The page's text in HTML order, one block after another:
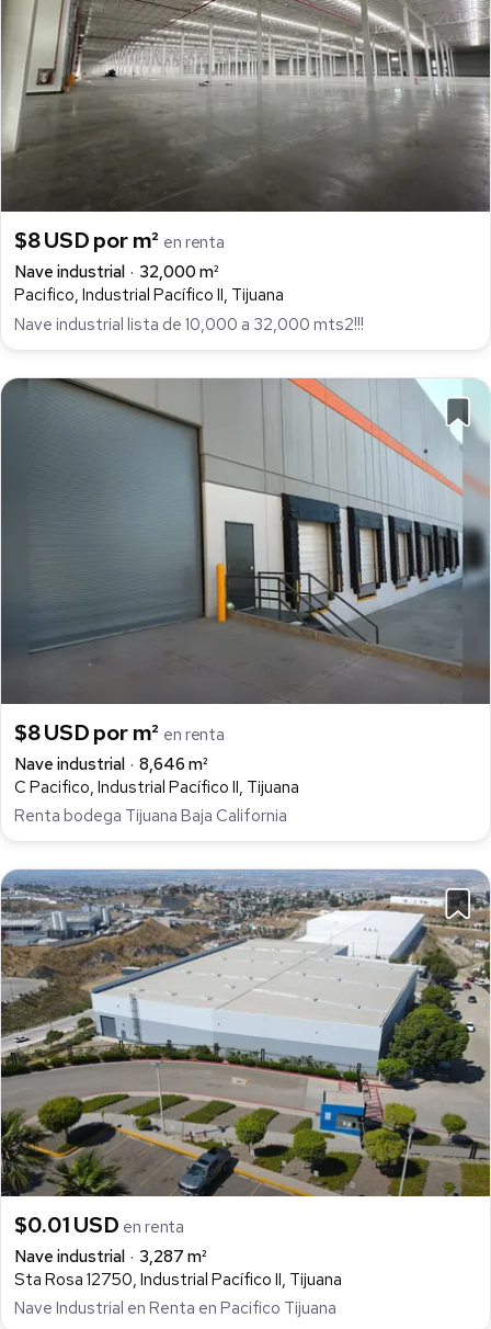
$8 USD por m² en renta
Nave industrial
32,000 m²
Pacifico, Industrial Pacífico II, Tijuana
Nave industrial lista de 10,000 a 32,000 mts2!!!
$8 USD por m² en renta
Nave industrial
8,646 m²
C Pacifico, Industrial Pacífico II, Tijuana
Renta bodega Tijuana Baja California
$0.01 USD en renta
Nave industrial
3,287 m²
Sta Rosa 12750, Industrial Pacífico II, Tijuana
Nave Industrial en Renta en Pacifico Tijuana